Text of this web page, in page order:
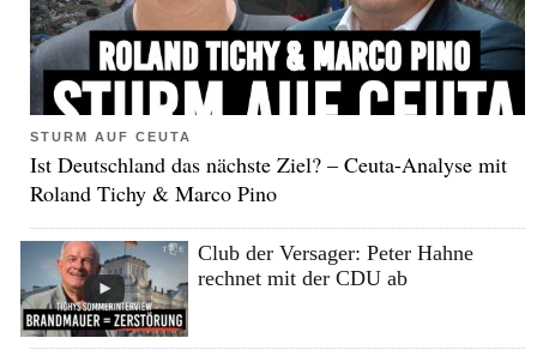
STURM AUF CEUTA
Ist Deutschland das nächste Ziel? – Ceuta-Analyse mit
Roland Tichy & Marco Pino
Club der Versager: Peter Hahne
rechnet mit der CDU ab